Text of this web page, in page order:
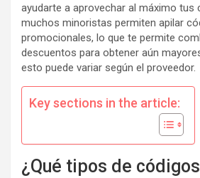
ayudarte a aprovechar al máximo tus
muchos minoristas permiten apilar
promocionales, lo que te permite
descuentos para obtener aún
esto puede variar según el proveedor.
Key sections in the article:
¿Qué tipos de códigos